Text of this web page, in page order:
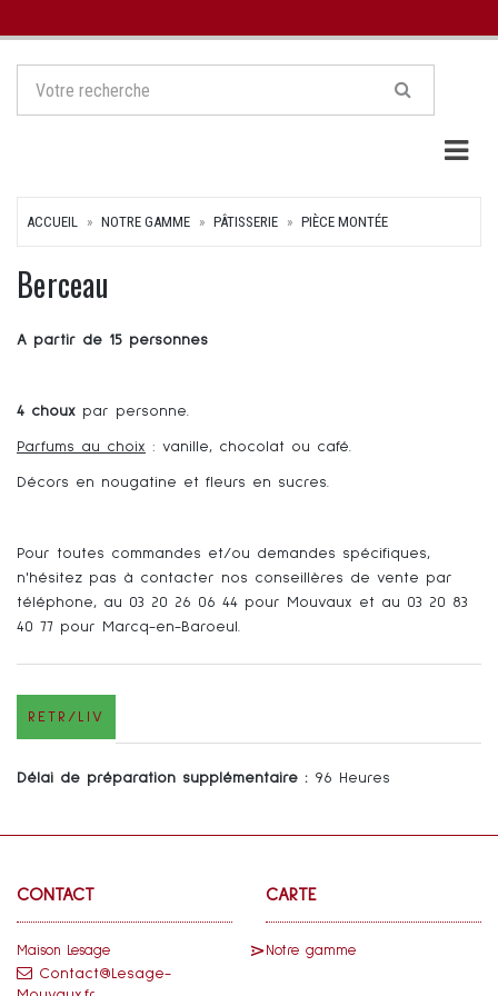
ACCUEIL NOTRE GAMME PÂTISSERIE PIÈCE MONTÉE
Berceau
A partir de 15 personnes
4 choux par personne.
Parfums au choix : vanille, chocolat ou café.
Décors en nougatine et fleurs en sucres.
Pour toutes commandes et/ou demandes spécifiques,
n'hésitez pas à contacter nos conseillères de vente par
téléphone, au 03 20 26 06 44 pour Mouvaux et au 03 20 83
40 77 pour Marcq-en-Baroeul.
RETR/LIV
Délai de préparation supplémentaire : 96 Heures
CONTACT
Maison Lesage
Contact@Lesage-
CARTE
Notre gamme